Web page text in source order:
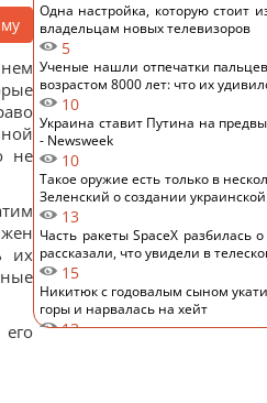
не
их
Одна настройка, которую стоит
владельцам новых телевизоров
5
Ученые нашли отпечатки
возрастом 8000 лет: что их
10
Украина ставит Путина на
- Newsweek
10
Такое оружие есть только в
Зеленский о создании
13
Часть ракеты SpaceX разбилась
рассказали, что увидели в
15
Никитюк с годовалым сыном
горы и нарвалась на хейт
13